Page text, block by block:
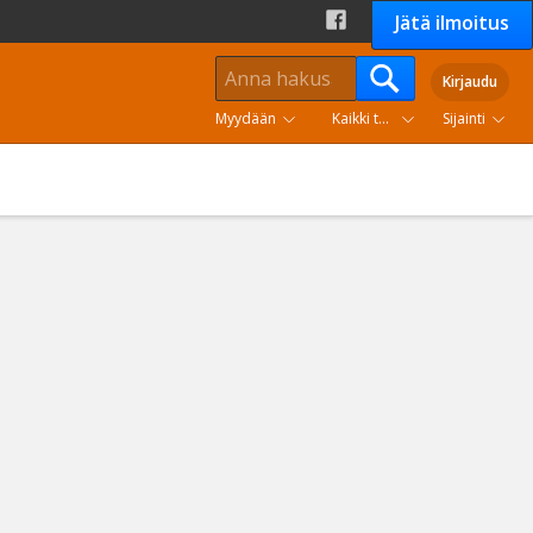
Jätä ilmoitus
Kirjaudu
Myydään
Kaikki tuoteryhmät Sijainti